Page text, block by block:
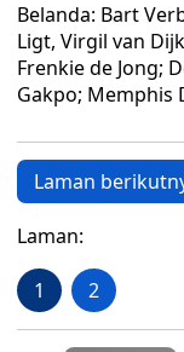
Belanda: Bart
Ligt, Virgil van
Frenkie de Jong;
Gakpo; Memphis
Laman
Laman:
1 2